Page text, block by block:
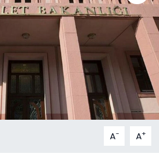
A- A+